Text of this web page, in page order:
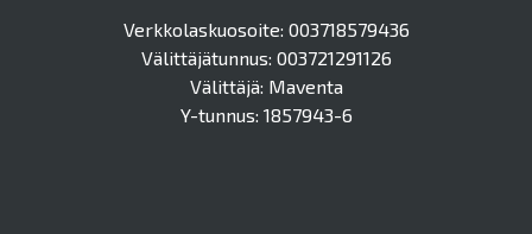
Verkkolaskuosoite: 003718579436
Välittäjätunnus: 003721291126
Välittäjä: Maventa
Y-tunnus: 1857943-6